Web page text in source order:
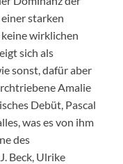
starken
wirklichen
sich als
sonst, dafür aber
Amalie
Debüt, Pascal
was es von ihm
des
Beck, Ulrike